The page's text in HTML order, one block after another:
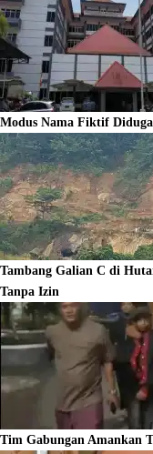
Modus Nama Fiktif
Tambang Galian C di
Tanpa Izin
Tim Gabungan Amankan